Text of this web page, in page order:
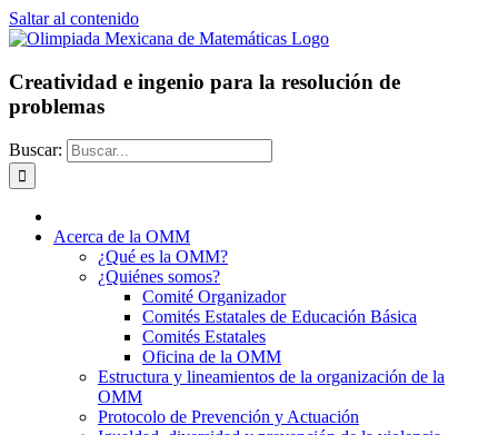
Saltar al contenido
Creatividad e ingenio para la resolución de
problemas
Buscar:
Acerca de la OMM
¿Qué es la OMM?
¿Quiénes somos?
Comité Organizador
Comités Estatales de Educación Básica
Comités Estatales
Oficina de la OMM
Estructura y lineamientos de la organización de la
OMM
Protocolo de Prevención y Actuación